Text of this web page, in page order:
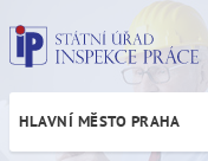
HLAVNÍ MĚSTO PRAHA